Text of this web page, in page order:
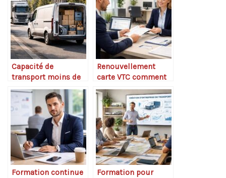
Capacité de
transport moins de
3,5 tonnes
explications
Renouvellement
carte VTC comment
faire
Formation continue
Formation pour